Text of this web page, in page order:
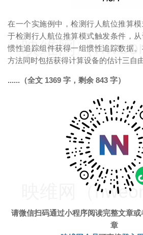
在一个实施例中，检测行人航位推算
于检测行人航位推算模式触发条件，
惯性追踪组件获得一组惯性追踪数据
方法同时包括获得计算设备的估计三自
......（全文 1369 字，剩余 843 字）
请微信扫码通过小程序阅读完整文章或
章
映维网（
映维网（